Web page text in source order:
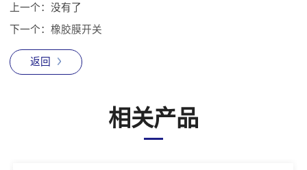
上一个： 没有了
下一个： 橡胶膜开关
返回
相关产品